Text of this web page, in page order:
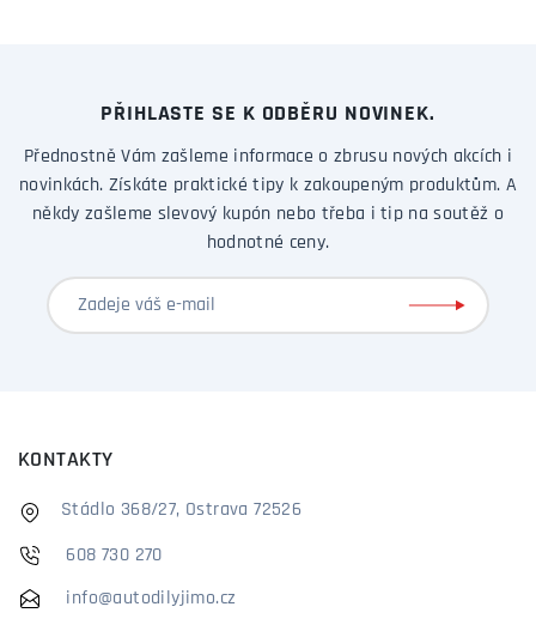
PŘIHLASTE SE K ODBĚRU NOVINEK.
Přednostně Vám zašleme informace o zbrusu nových akcích i
novinkách. Získáte praktické tipy k zakoupeným produktům. A
někdy zašleme slevový kupón nebo třeba i tip na soutěž o
hodnotné ceny.
KONTAKTY
Stádlo 368/27, Ostrava 72526
608 730 270
info@autodilyjimo.cz